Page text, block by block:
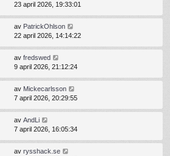
23 april 2026, 19:33:01
av PatrickOhlson
22 april 2026, 14:14:22
av fredswed
9 april 2026, 21:12:24
av Mickecarlsson
7 april 2026, 20:29:55
av AndLi
7 april 2026, 16:05:34
av rysshack.se